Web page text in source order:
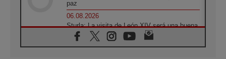
paz
06.08.2026
Sturla: La visita de León XIV será una buena
noticia para todo el Uruguay
06.08.2026